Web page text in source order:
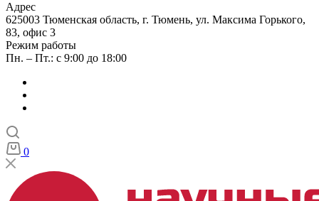
Адрес
625003 Тюменская область, г. Тюмень, ул. Максима Горького,
83, офис 3
Режим работы
Пн. – Пт.: с 9:00 до 18:00
0